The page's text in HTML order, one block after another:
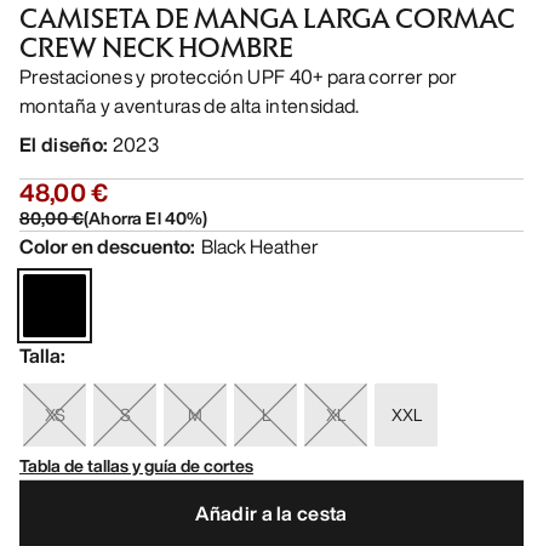
CAMISETA DE MANGA LARGA CORMAC
CREW NECK HOMBRE
Prestaciones y protección UPF 40+ para correr por
montaña y aventuras de alta intensidad.
El diseño: 2023
48,00 €
80,00 €(Ahorra El40%)
Color en descuento: Black Heather
Talla:
XS S M L XL
XXL
Tabla de tallas y guía de cortes
Añadir a la cesta